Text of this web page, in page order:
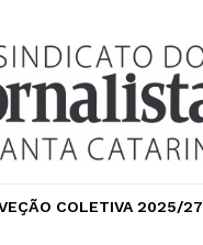
COLETIVA 2025/27